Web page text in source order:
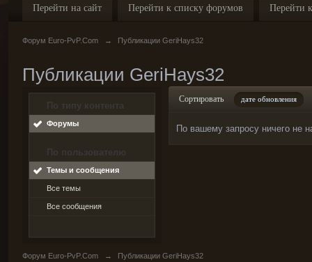
Перейти на сайт Перейти к списку форумов Перейти
Форум Euro-PvP.Com → Публикации GeriHays32
Публикации GeriHays32
По типу контента
Форумы
По пользователю
Темы и сообщения
Все темы
Все сообщения
Сортировать дате обновления
По вашему запросу ничего не
Форум Euro-PvP.Com → Публикации GeriHays32